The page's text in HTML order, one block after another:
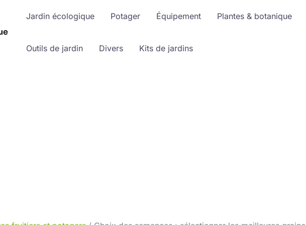
Jardin écologique Potager Équipement Plantes & botanique
Outils de jardin Divers Kits de jardins